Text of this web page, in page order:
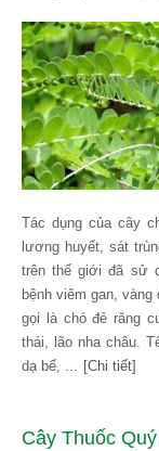
Tác dụng của cây
lương huyết, sát
trên thế giới đã sử
bệnh viêm gan,
gọi là chó đẻ răng
thái, lão nha châu.
dạ bế, ... [Chi tiết]
Cây Thuốc